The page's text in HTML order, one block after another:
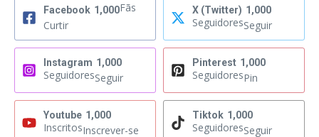
Facebook 1,000Fãs
Curtir
X (Twitter) 1,000
SeguidoresSeguir
Instagram 1,000
SeguidoresSeguir
Pinterest 1,000
SeguidoresPin
Youtube 1,000
InscritosInscrever-se
Tiktok 1,000
SeguidoresSeguir